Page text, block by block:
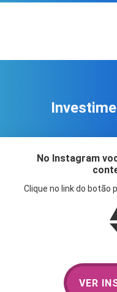
No Instagram
Clique no link do botão
VER